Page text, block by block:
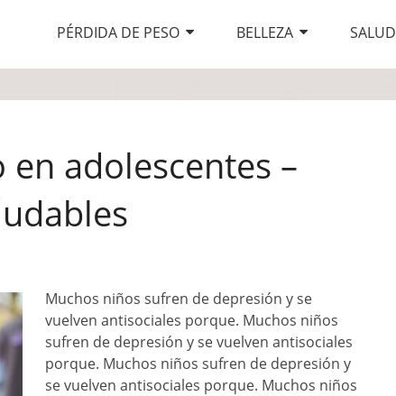
PÉRDIDA DE PESO BELLEZA SALUD
adolescentes –
Muchos niños sufren de depresión y se
vuelven antisociales porque. Muchos niños
sufren de depresión y se vuelven antisociales
porque. Muchos niños sufren de depresión y
se vuelven antisociales porque. Muchos niños